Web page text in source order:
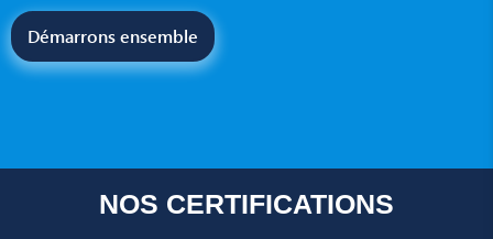
Démarrons ensemble
NOS CERTIFICATIONS